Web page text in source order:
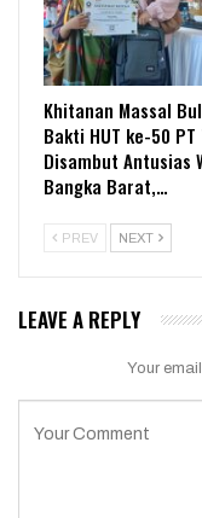
Khitanan Massal
Bakti HUT ke-50 PT
Disambut Antusias
Bangka Barat,…
PREV NEXT
LEAVE A REPLY
Your